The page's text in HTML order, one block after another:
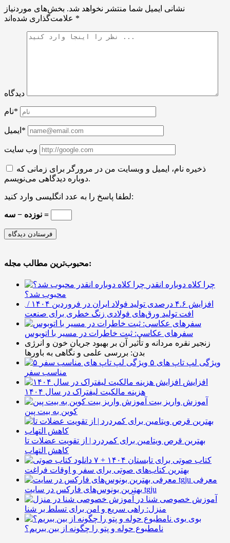
نشانی ایمیل شما منتشر نخواهد شد. بخش‌های موردنیاز
*
دیدگاه
نام*
ایمیل*
وب سایت
ذخیره نام، ایمیل و وبسایت من در مرورگر برای زمانی که
دوباره دیدگاهی می‌نویسم.
لطفا پاسخ را به عدد انگلیسی وارد کنید:
نوزده − سه =
محبوب‌ترین مطالب مجله:
چرا کلاه دوباره انقدر
محبوب شد؟
افزایش ۴.۶ درصدی تولید فولاد ایران در فروردین ۱۴۰۴ /
افت تولید ورق‌های فولادی زنگ خطری برای صنعت
سفرهای عکاسی: ثبت خاطرات در مسیر با اتوبوس
زنجیر نقره مردانه و تأثیر آن بر بهبود جریان خون و انرژی
بدن: بررسی علمی و نگاهی به باورها
۵ ویژگی لپ تاپ های
مناسب سفر
افزایش
هزینه مالکیت لیفتراک در سال ۱۴۰۴
آموزش واریز بیت
کوین به بیت پین
بهترین قرص ویتامین برای کمردرد | از تقویت عضلات تا
کاهش التهاب
۷ کتاب صوتی برای تابستان ۱۴۰۴ +
بهترین کتاب‌های صوتی برای سفر و اوقات فراغت
معرفی
بهترین بونوس‌های فارکس در سایت tgju
آموزش خصوصی شنا در
منزل: راهی سریع و امن برای تسلط بر شنا
بوی
نامطبوع حوله و پتو را چگونه از بین ببریم؟